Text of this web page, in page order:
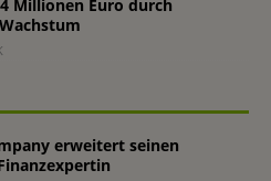
Millionen Euro durch
erweitert seinen